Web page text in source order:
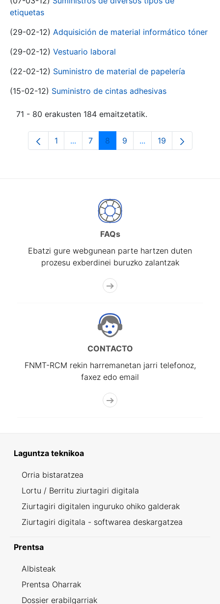
etiquetas
(29-02-12) Adquisición de material informático tóner
(29-02-12) Vestuario laboral
(22-02-12) Suministro de material de papelería
(15-02-12) Suministro de cintas adhesivas
71 - 80 erakusten 184 emaitzetatik.
Orrialdea
1 ...Intermediate Pages Use TAB to
Orrialdea
7 Orrialdea
8 Orrialdea
9 ...Intermediate Pages
Orrialdea
19
FAQs
Ebatzi gure webgunean parte hartzen duten
prozesu exberdinei buruzko zalantzak
CONTACTO
FNMT-RCM rekin harremanetan jarri telefonoz,
faxez edo email
Laguntza teknikoa
Orria bistaratzea
Lortu / Berritu ziurtagiri digitala
Ziurtagiri digitalen inguruko ohiko galderak
Ziurtagiri digitala - softwarea deskargatzea
Prentsa
Albisteak
Prentsa Oharrak
Dossier erabilgarriak